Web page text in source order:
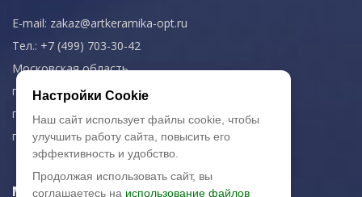
E-mail: zakaz@artkeramika-opt.ru
Тел.: +7 (499) 703-30-42
Московская область,
г. Красногорск
пн-чт: 09.00-18.00
пт: 09.00-17.00
Мы в соц. сетях
Настройки Cookie
Наш сайт использует файлы cookie, чтобы
улучшить работу сайта, повысить его
эффективность и удобство.
Продолжая использовать сайт, вы
соглашаетесь на использование файлов